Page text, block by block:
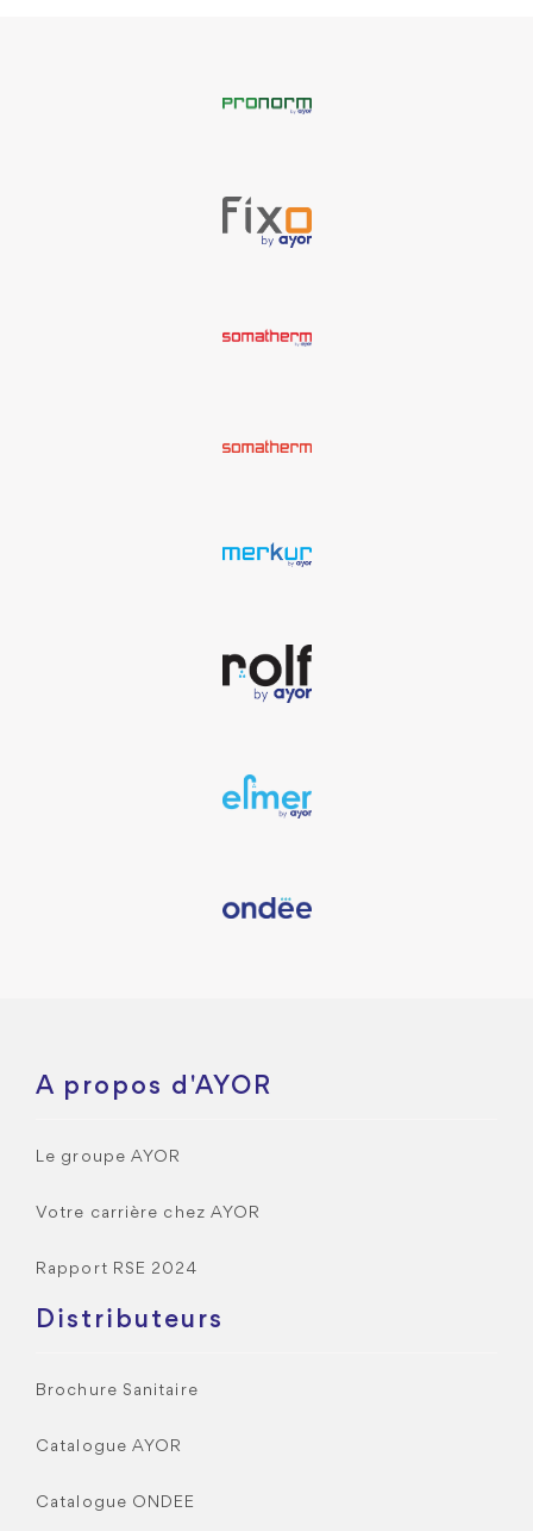
A propos d'AYOR
Le groupe AYOR
Votre carrière chez AYOR
Rapport RSE 2024
Distributeurs
Brochure Sanitaire
Catalogue AYOR
Catalogue ONDEE